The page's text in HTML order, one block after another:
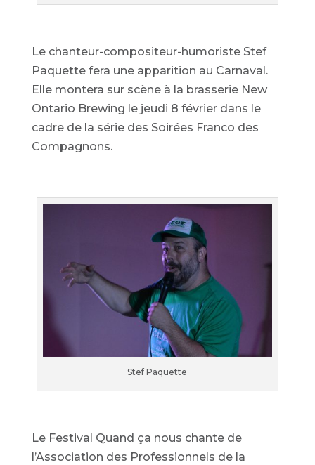
Le chanteur-compositeur-humoriste Stef
Paquette fera une apparition au Carnaval.
Elle montera sur scène à la brasserie New
Ontario Brewing le jeudi 8 février dans le
cadre de la série des Soirées Franco des
Compagnons.
Stef Paquette
Le Festival Quand ça nous chante de
l’Association des Professionnels de la